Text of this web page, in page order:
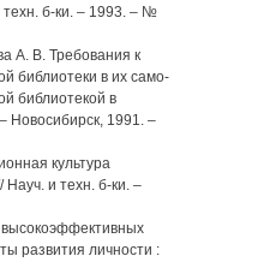
б-ки. – 1993. – №
А. В. Требования к
библиотеки в их само-
библиотекой в
Новосибирск, 1991. –
культура
и техн. б-ки. –
развития личности :